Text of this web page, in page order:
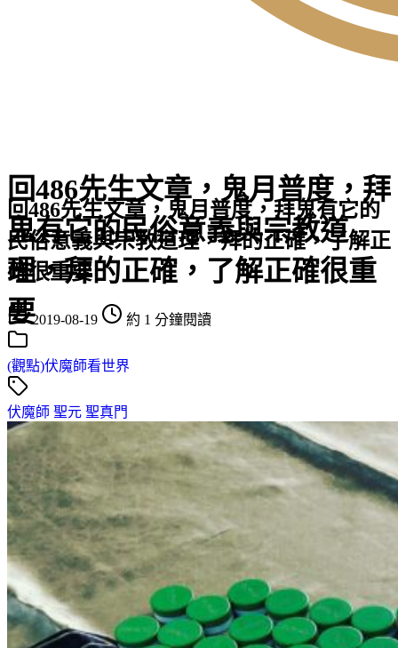
回486先生文章，鬼月普度，拜
鬼有它的民俗意義與宗教道
理，拜的正確，了解正確很重
要
回486先生文章，鬼月普度，拜鬼有它的
民俗意義與宗教道理，拜的正確，了解正
確很重要
2019-08-19 約 1 分鐘閱讀
(觀點)伏魔師看世界
伏魔師 聖元 聖真門